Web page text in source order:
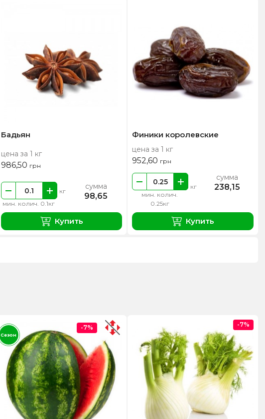
Бадьян
цена за 1 кг
986,50 грн
мин. колич. 0.1кг
кг сумма
98,65
Купить
Финики королевские
цена за 1 кг
952,60 грн
мин. колич.
0.25кг
кг
сумма
238,15
Купить
-7%
Сезон
-7%